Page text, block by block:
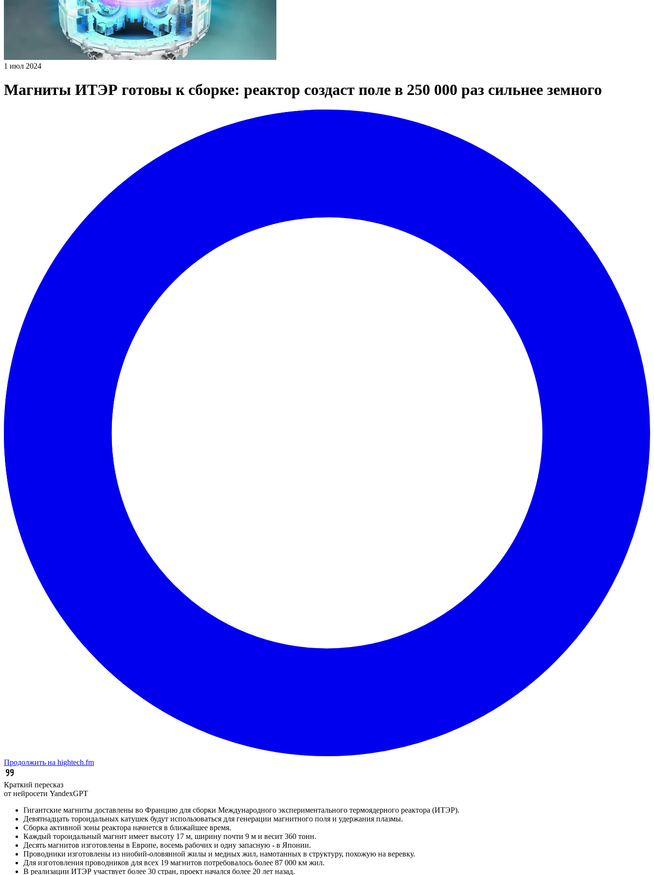
1 июл 2024
Магниты ИТЭР готовы к сборке: реактор создаст поле в 250 000 раз сильнее земного
Продолжить на hightech.fm
Краткий пересказ
от нейросети YandexGPT
Гигантские магниты доставлены во Францию для сборки Международного экспериментального термоядерного реактора (ИТЭР).
Девятнадцать тороидальных катушек будут использоваться для генерации магнитного поля и удержания плазмы.
Сборка активной зоны реактора начнется в ближайшее время.
Каждый тороидальный магнит имеет высоту 17 м, ширину почти 9 м и весит 360 тонн.
Десять магнитов изготовлены в Европе, восемь рабочих и одну запасную - в Японии.
Проводники изготовлены из ниобий-оловянной жилы и медных жил, намотанных в структуру, похожую на веревку.
Для изготовления проводников для всех 19 магнитов потребовалось более 87 000 км жил.
В реализации ИТЭР участвует более 30 стран, проект начался более 20 лет назад.